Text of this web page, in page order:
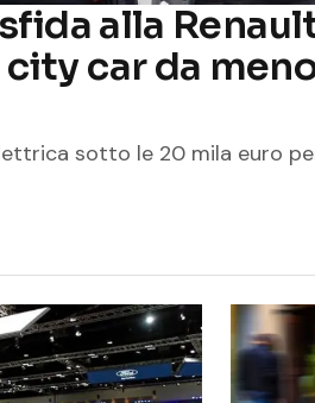
alla
car da
sotto le 20 mila euro